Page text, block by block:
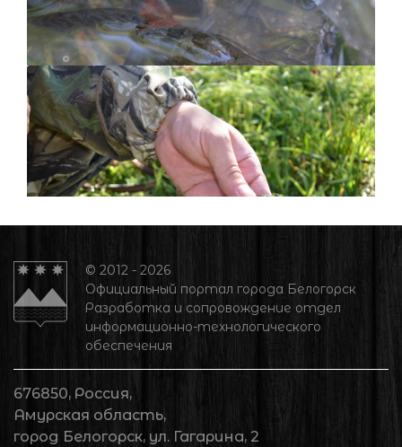
© 2012 - 2026
Официальный портал города Белогорск
Разработка и сопровождение отдел
информационно-технологического
обеспечения
676850, Россия,
Амурская область,
город Белогорск, ул. Гагарина, 2